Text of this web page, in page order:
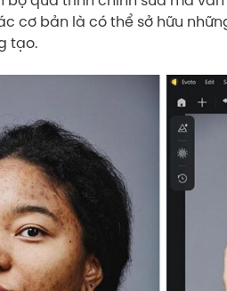
cơ bản là có thể sở hữu
tạo.